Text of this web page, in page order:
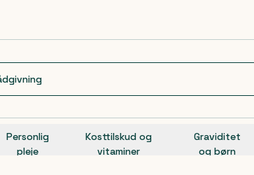
Personlig
pleje
Kosttilskud og
vitaminer
Graviditet
og børn